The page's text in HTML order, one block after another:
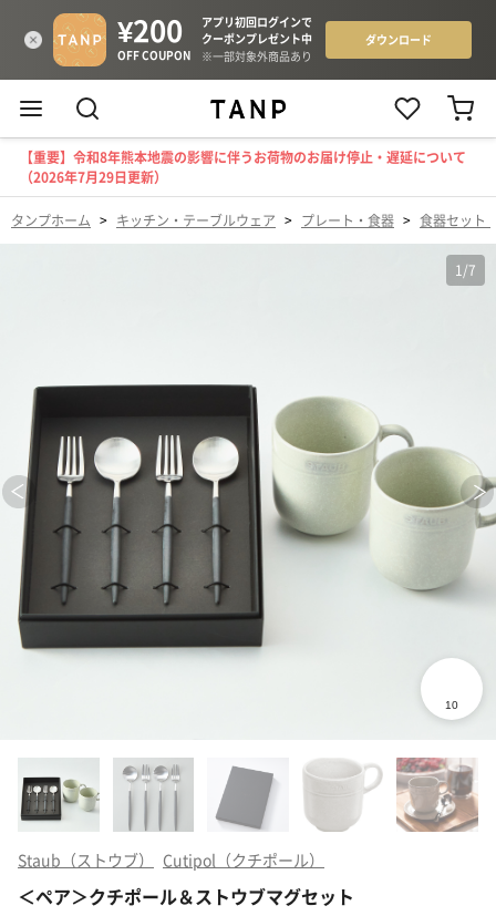
【重要】令和8年熊本地震の影響に伴うお荷物のお届け停止・遅延について
（2026年7月29日更新）
タンプホーム > キッチン・テーブルウェア > プレート・食器 > 食器セット
1 /7
Staub（ストウブ） Cutipol（クチポール）
＜ペア＞クチポール＆ストウブマグセット